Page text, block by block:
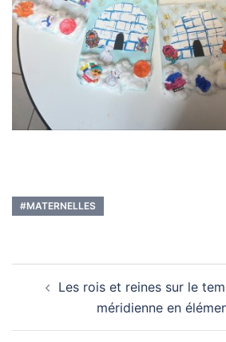
#MATERNELLES
d’articleLes rois et reines sur le
méridienne en